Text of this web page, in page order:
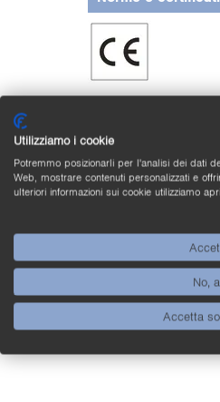
Utilizziamo i cookie
Potremmo posizionarli per l'analisi dei dati
Web, mostrare contenuti personalizzati e
ulteriori informazioni sui cookie utilizziamo
No,
Accetta